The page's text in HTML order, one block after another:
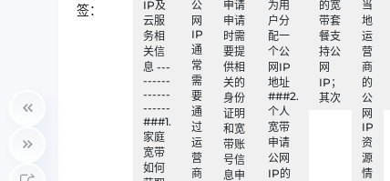
签：
IP及
云服
务相
关信
息 ---
------
------
------
###1.
家庭
宽带
如何
公
网
IP
通
常
需
要
通
过
运
营
商
申请
申请
时需
要提
供相
关的
身份
证明
和宽
带账
号信
息申
为用
户分
配一
个公
网IP
地址
###2.
个人
宽带
申请
公网
IP的
的宽
带套
餐支
持公
网
IP；
其次
当
地
运
营
商
的
公
网
IP
资
源
情